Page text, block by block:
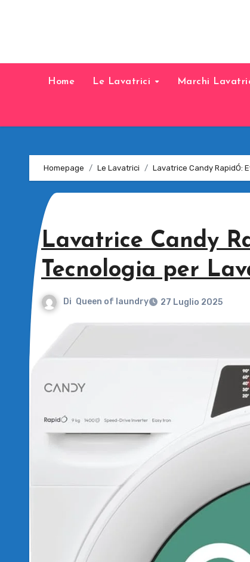
Home Le Lavatrici Marchi
Homepage Le Lavatrici Lavatrice Candy RapidÓ:
Lavatrice Candy
Tecnologia per
Di Queen of laundry 27 Luglio 2025